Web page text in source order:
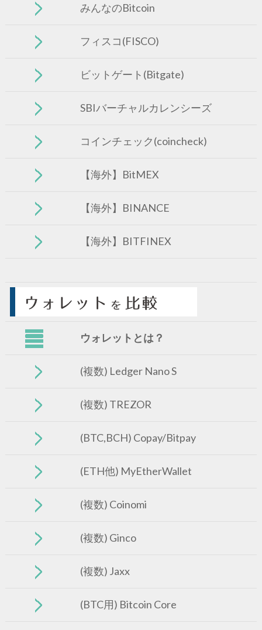
みんなのBitcoin
フィスコ(FISCO)
ビットゲート(Bitgate)
SBIバーチャルカレンシーズ
コインチェック(coincheck)
【海外】BitMEX
【海外】BINANCE
【海外】BITFINEX
ウォレットとは？
(複数) Ledger Nano S
(複数) TREZOR
(BTC,BCH) Copay/Bitpay
(ETH他) MyEtherWallet
(複数) Coinomi
(複数) Ginco
(複数) Jaxx
(BTC用) Bitcoin Core